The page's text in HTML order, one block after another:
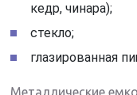
кедр, чинара);
стекло;
глазированная
Металлические